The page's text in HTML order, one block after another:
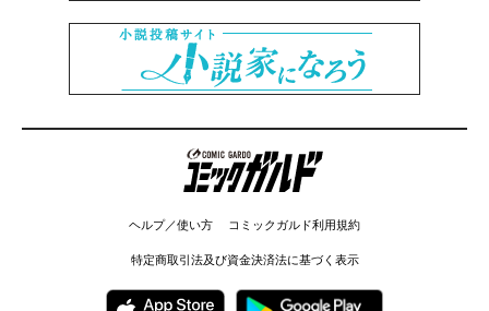
コミックガルド
ヘルプ／使い方 コミックガルド利用規約
特定商取引法及び資金決済法に基づく表示